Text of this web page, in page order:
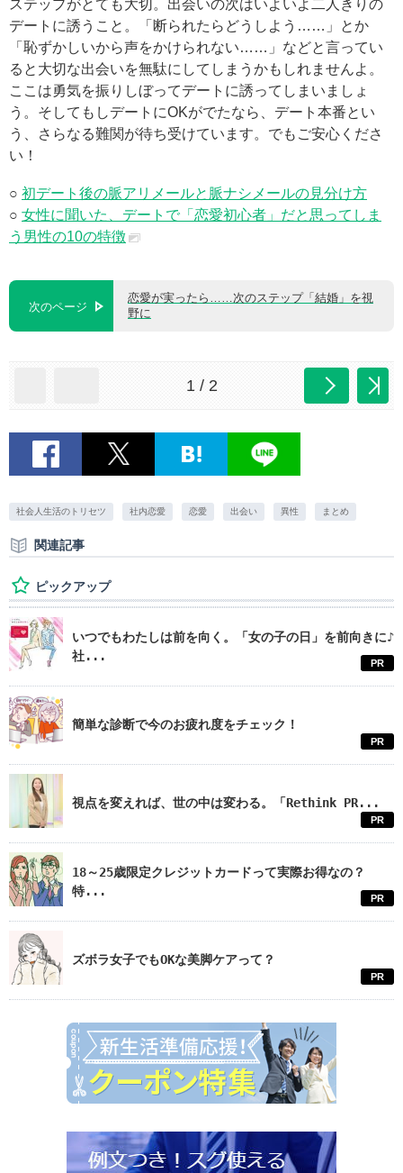
ステップがとても大切。出会いの次はいよいよ二人きりの
デートに誘うこと。「断られたらどうしよう……」とか
「恥ずかしいから声をかけられない……」などと言ってい
ると大切な出会いを無駄にしてしまうかもしれませんよ。
ここは勇気を振りしぼってデートに誘ってしまいましょ
う。そしてもしデートにOKがでたなら、デート本番とい
う、さらなる難関が待ち受けています。でもご安心くださ
い！
○ 初デート後の脈アリメールと脈ナシメールの見分け方
○ 女性に聞いた、デートで「恋愛初心者」だと思ってしま
う男性の10の特徴
次のページ
恋愛が実ったら……次のステップ「結婚」を視
野に
1 / 2
社会人生活のトリセツ 社内恋愛 恋愛 出会い 異性 まとめ
関連記事
ピックアップ
いつでもわたしは前を向く。「女の子の日」を前向きに♪
社...
PR
簡単な診断で今のお疲れ度をチェック！
PR
視点を変えれば、世の中は変わる。「Rethink PR...
PR
18～25歳限定クレジットカードって実際お得なの？
特...
PR
ズボラ女子でもOKな美脚ケアって？
PR